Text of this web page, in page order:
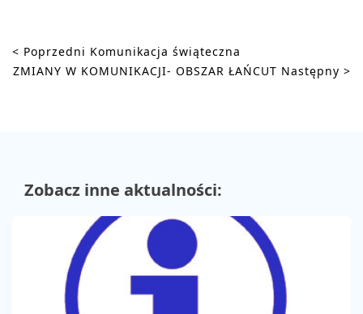
< Poprzedni Komunikacja świąteczna
ZMIANY W KOMUNIKACJI- OBSZAR ŁAŃCUT Następny >
Zobacz inne aktualności: